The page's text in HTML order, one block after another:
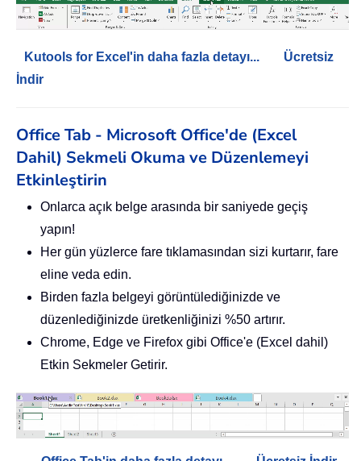
Kutools for Excel'in daha fazla detayı...
Ücretsiz
İndir
Office Tab - Microsoft Office'de (Excel
Dahil) Sekmeli Okuma ve Düzenlemeyi
Etkinleştirin
Onlarca açık belge arasında bir saniyede geçiş
yapın!
Her gün yüzlerce fare tıklamasından sizi kurtarır, fare
eline veda edin.
Birden fazla belgeyi görüntülediğinizde ve
düzenlediğinizde üretkenliğinizi %50 artırır.
Chrome, Edge ve Firefox gibi Office'e (Excel dahil)
Etkin Sekmeler Getirir.